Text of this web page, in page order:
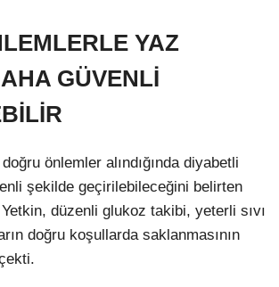
YAZ
GÜVENLİ
önlemler alındığında diyabetli
şekilde geçirilebileceğini belirten
düzenli glukoz takibi, yeterli sıvı
doğru koşullarda saklanmasının